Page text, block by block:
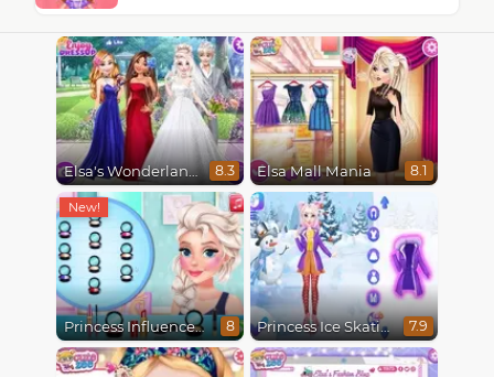
Elsa's Wonderland Wedding 8.3 Elsa Mall Mania 8.1
Princess Influencer Winter Wonderland 8 Princess Ice Skating Adventure 7.9